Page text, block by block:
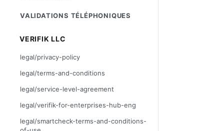
VALIDATIONS TÉLÉPHONIQUES
VERIFIK LLC
legal/privacy-policy
legal/terms-and-conditions
legal/service-level-agreement
legal/verifik-for-enterprises-hub-eng
legal/smartcheck-terms-and-conditions-